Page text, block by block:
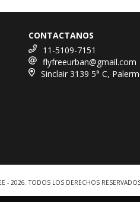
CONTACTANOS
11-5109-7151
flyfreeurban@gmail.com
Sinclair 3139 5° C,
- 2026. TODOS LOS DERECHOS